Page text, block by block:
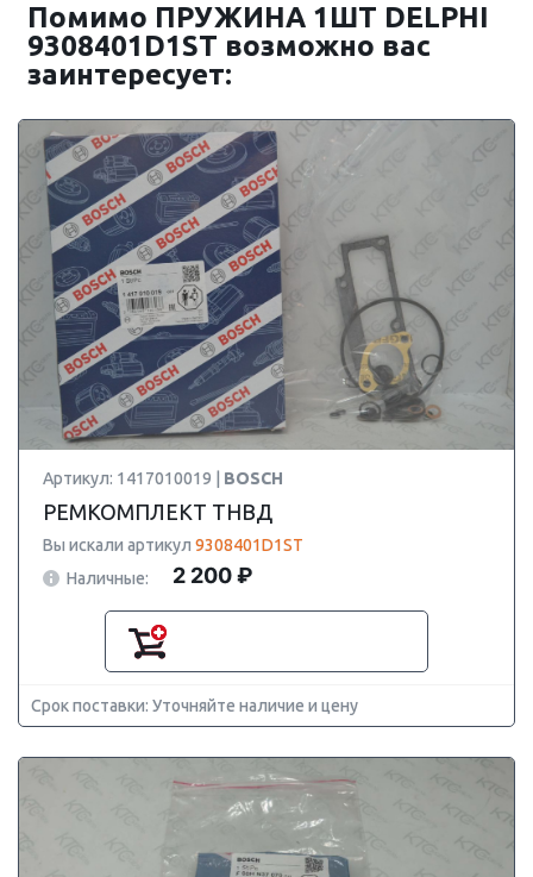
Помимо ПРУЖИНА 1ШТ DELPHI
9308401D1ST возможно вас
заинтересует:
Артикул: 1417010019 | BOSCH
РЕМКОМПЛЕКТ ТНВД
Вы искали артикул 9308401D1ST
Наличные:
2 200 ₽
Срок поставки: Уточняйте наличие и цену